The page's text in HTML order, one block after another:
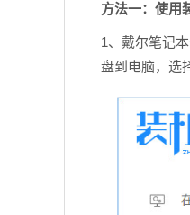
方法一：使用
1、戴尔笔记
盘到电脑，选